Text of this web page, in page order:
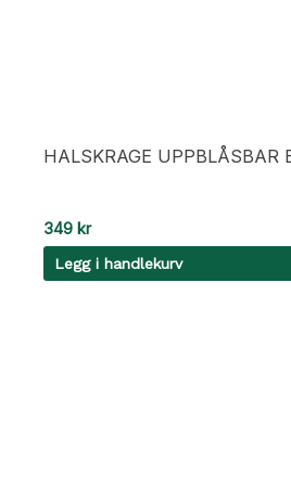
HALSKRAGE UPPBLÅSBAR
349 kr
Legg i handlekurv